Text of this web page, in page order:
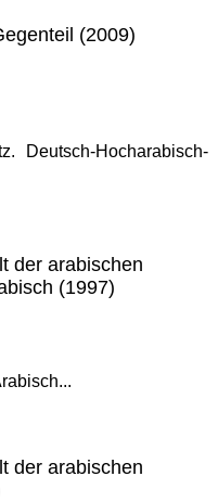
(2009)
Deutsch-Hocharabisch-
der arabischen
(1997)
der arabischen